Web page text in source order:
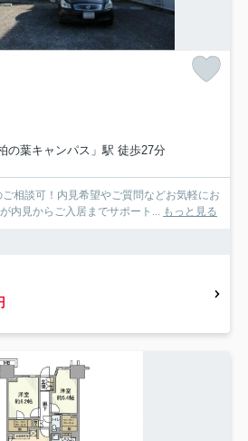
の葉キャンパス」駅 徒歩27分
相談可！内見希望やご質問などお気軽にお
内見からご入居までサポート... もっと見る